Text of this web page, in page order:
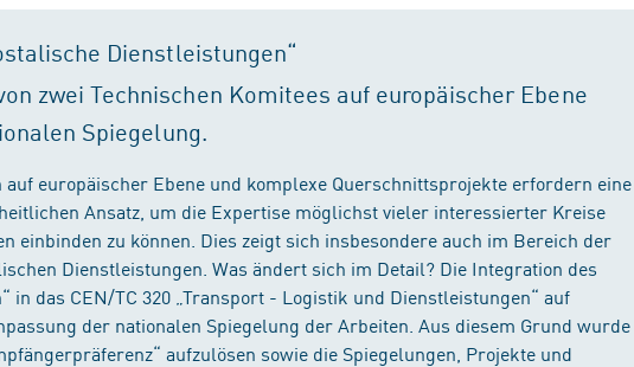
Dienstleistungen“
zwei Technischen Komitees auf europäischer Ebene
Spiegelung.
europäischer Ebene und komplexe Querschnittsprojekte erfordern eine
Ansatz, um die Expertise möglichst vieler interessierter Kreise
einbinden zu können. Dies zeigt sich insbesondere auch im Bereich der
Dienstleistungen. Was ändert sich im Detail? Die Integration des
in das CEN/TC 320 „Transport - Logistik und Dienstleistungen“ auf
der nationalen Spiegelung der Arbeiten. Aus diesem Grund wurde
aufzulösen sowie die Spiegelungen, Projekte und